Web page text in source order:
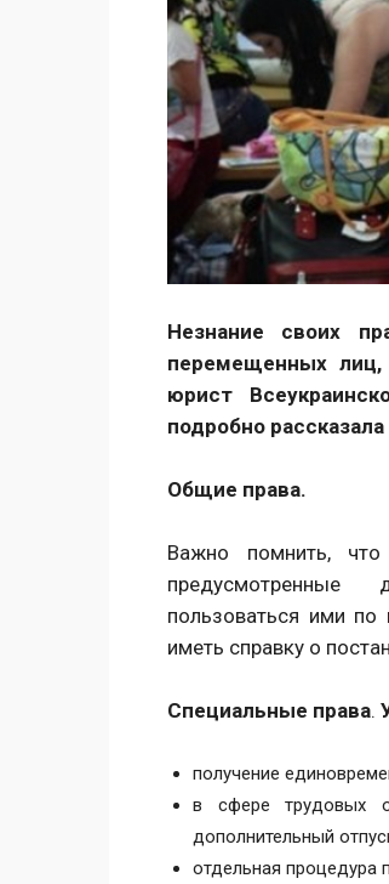
Незнание своих
перемещенных лиц,
юрист
подробно
Общие права.
Важно помнить,
предусмотренные
пользоваться ими
иметь справку о
Специальные права.
получение
в сфере трудовых
дополнительный
отдельная процедура